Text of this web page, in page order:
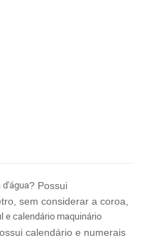
d'água? Possui
sem considerar a coroa,
e calendário maquinário
calendário e numerais